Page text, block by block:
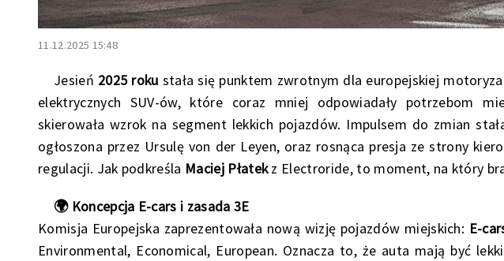
11.12.2025 15:48
Jesień 2025 roku stała się punktem zwrotnym dla europejskiej
elektrycznych SUV-ów, które coraz mniej odpowiadały potrzebom
skierowała wzrok na segment lekkich pojazdów. Impulsem do zmian
ogłoszona przez Ursulę von der Leyen, oraz rosnąca presja ze strony
regulacji. Jak podkreśla Maciej Płatekz Electroride, to moment, na który
🌍 Koncepcja E-cars i zasada 3E
Komisja Europejska zaprezentowała nową wizję pojazdów miejskich: E-
Environmental, Economical, European. Oznacza to, że auta mają być